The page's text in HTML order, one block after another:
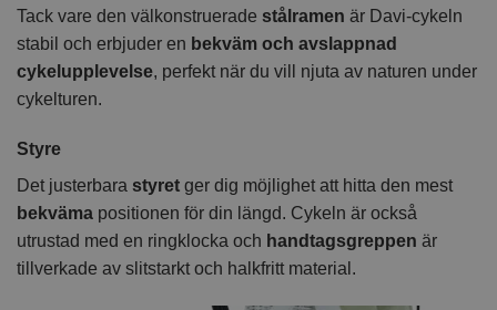
Tack vare den välkonstruerade stålramen är Davi-cykeln
stabil och erbjuder en bekväm och avslappnad
cykelupplevelse, perfekt när du vill njuta av naturen under
cykelturen.
Styre
Det justerbara styret ger dig möjlighet att hitta den mest
bekväma positionen för din längd. Cykeln är också
utrustad med en ringklocka och handtagsgreppen är
tillverkade av slitstarkt och halkfritt material.